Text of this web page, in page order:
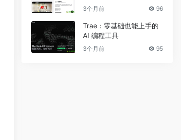
3个月前 96
Trae：零基础也能上手的
AI 编程工具
3个月前 95